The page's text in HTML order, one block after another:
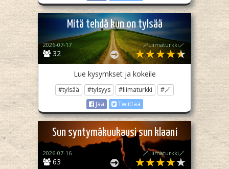
Mitä tehdä kun on tylsää
32
2026-07-17 🪄Liimaturkki🪄
Lue kysymkset ja kokeile
#tylsää #tylsyys #liimaturkki
#🪄
Jaa
Twiittaa
Sun syntymäkuukausi sun klaani
63
2026-07-16 🪄Liimaturkki🪄